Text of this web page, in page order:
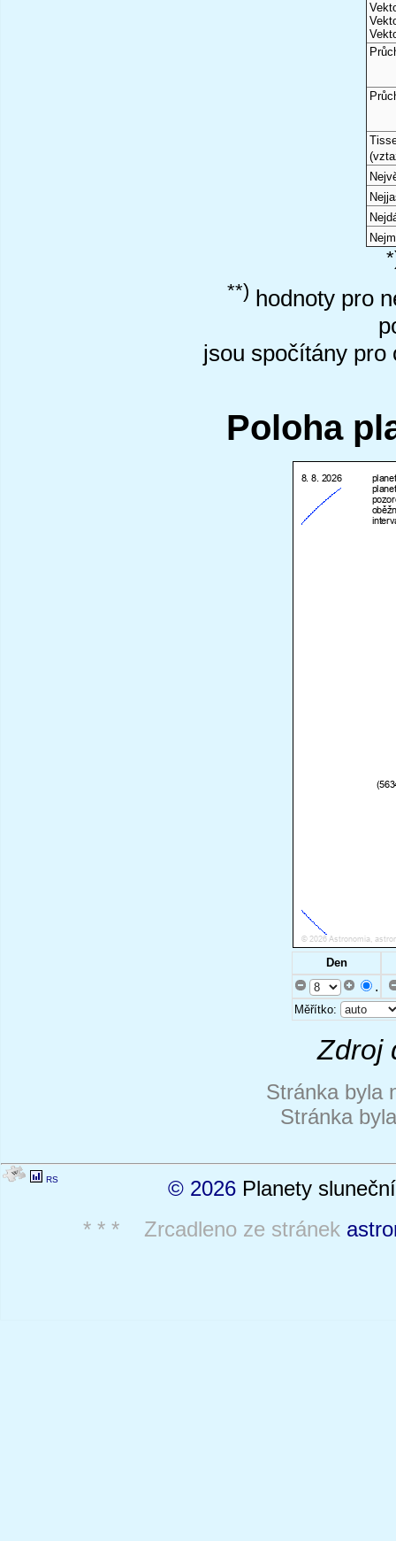
**) hodnoty pro
jsou spočítány pro
Poloha
Den
.
Měřítko:
Zdroj
Stránka byla
Stránka
RS © 2026 Planety
* * * Zrcadleno ze stránek